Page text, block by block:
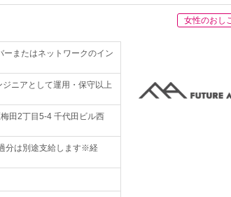
女性のおし
ーまたはネットワークのイン
ニアとして運用・保守以上
田2丁目5-4 千代田ビル西
分は別途支給します※経